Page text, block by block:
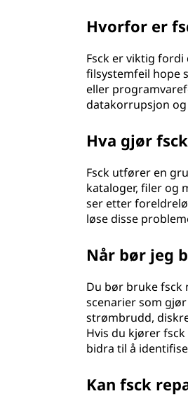
Hvorfor er
Fsck er viktig
filsystemfeil hope
eller
datakorrupsjon
Hva gjør
Fsck utfører en
kataloger, filer og
ser etter
løse disse
Når bør jeg
Du bør bruke fsck
scenarier som
strømbrudd,
Hvis du kjører
bidra til å
Kan fsck